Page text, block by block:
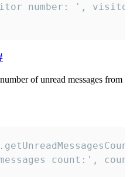
number: ',
of unread messages from
count:',